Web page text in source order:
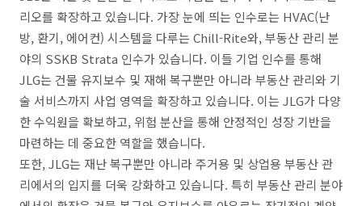
리오를 확장하고 있습니다. 가장 눈에 띄는 인수로는 HVAC(난
방, 환기, 에어컨) 시스템을 다루는 Chill-Rite와, 부동산 관리 분
야의 SSKB Strata 인수가 있습니다. 이들 기업 인수를 통해
JLG는 건물 유지보수 및 재해 복구뿐만 아니라 부동산 관리와 기
술 서비스까지 사업 영역을 확장하고 있습니다. 이는 JLG가 다양
한 수익원을 확보하고, 위험 분산을 통해 안정적인 성장 기반을
마련하는 데 중요한 역할을 했습니다.
또한, JLG는 재난 복구뿐만 아니라 주거용 및 상업용 부동산 관
리에서의 입지를 더욱 강화하고 있습니다. 특히 부동산 관리 분야